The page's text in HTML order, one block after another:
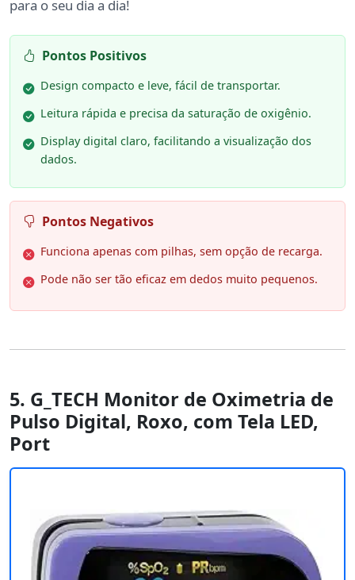
para o seu dia a dia!
Pontos Positivos
Design compacto e leve, fácil de transportar.
Leitura rápida e precisa da saturação de oxigênio.
Display digital claro, facilitando a visualização dos
dados.
Pontos Negativos
Funciona apenas com pilhas, sem opção de recarga.
Pode não ser tão eficaz em dedos muito pequenos.
5. G_TECH Monitor de Oximetria de
Pulso Digital, Roxo, com Tela LED,
Port